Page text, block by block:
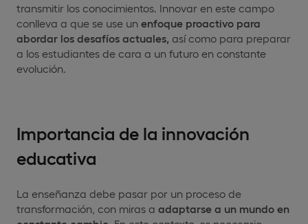
transmitir los conocimientos. Innovar en este campo
conlleva a que se use un enfoque proactivo para
abordar los desafíos actuales, así como para preparar
a los estudiantes de cara a un futuro en constante
evolución.
Importancia de la innovación
educativa
La enseñanza debe pasar por un proceso de
transformación, con miras a adaptarse a un mundo en